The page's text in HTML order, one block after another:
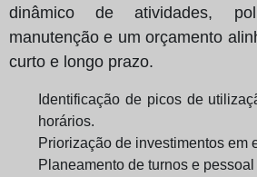
dinâmico de atividades,
manutenção e um orçamento
curto e longo prazo.
Identificação de picos de
horários.
Priorização de investimentos em
Planeamento de turnos e